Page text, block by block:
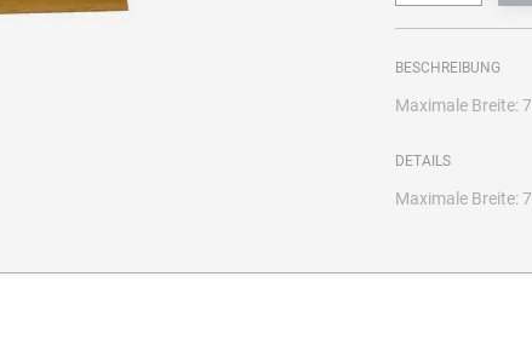
BESCHREIBUNG
Maximale Breite:
DETAILS
Maximale Breite: